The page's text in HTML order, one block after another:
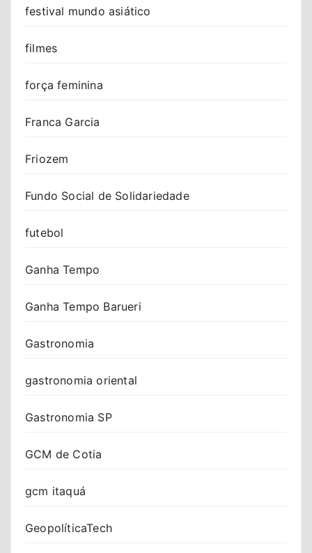
festival mundo asiático
filmes
força feminina
Franca Garcia
Friozem
Fundo Social de Solidariedade
futebol
Ganha Tempo
Ganha Tempo Barueri
Gastronomia
gastronomia oriental
Gastronomia SP
GCM de Cotia
gcm itaquá
GeopolíticaTech